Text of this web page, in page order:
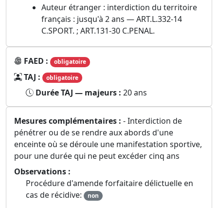
Auteur étranger : interdiction du territoire
français : jusqu'à 2 ans — ART.L.332-14
C.SPORT. ; ART.131-30 C.PENAL.
FAED : obligatoire
TAJ : obligatoire
Durée TAJ — majeurs : 20 ans
Mesures complémentaires : - Interdiction de
pénétrer ou de se rendre aux abords d'une
enceinte où se déroule une manifestation sportive,
pour une durée qui ne peut excéder cinq ans
Observations :
Procédure d'amende forfaitaire délictuelle en
cas de récidive:
non